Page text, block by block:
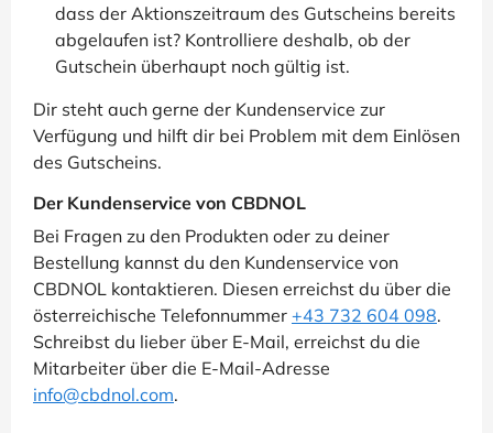
dass der Aktionszeitraum des Gutscheins bereits
abgelaufen ist? Kontrolliere deshalb, ob der
Gutschein überhaupt noch gültig ist.
Dir steht auch gerne der Kundenservice zur
Verfügung und hilft dir bei Problem mit dem Einlösen
des Gutscheins.
Der Kundenservice von CBDNOL
Bei Fragen zu den Produkten oder zu deiner
Bestellung kannst du den Kundenservice von
CBDNOL kontaktieren. Diesen erreichst du über die
österreichische Telefonnummer +43 732 604 098.
Schreibst du lieber über E-Mail, erreichst du die
Mitarbeiter über die E-Mail-Adresse
info@cbdnol.com.